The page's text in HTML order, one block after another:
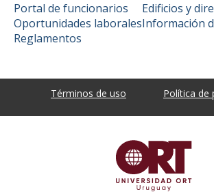
Portal de funcionarios
Oportunidades laborales
Reglamentos
Edificios y
Información
Términos de uso Política de